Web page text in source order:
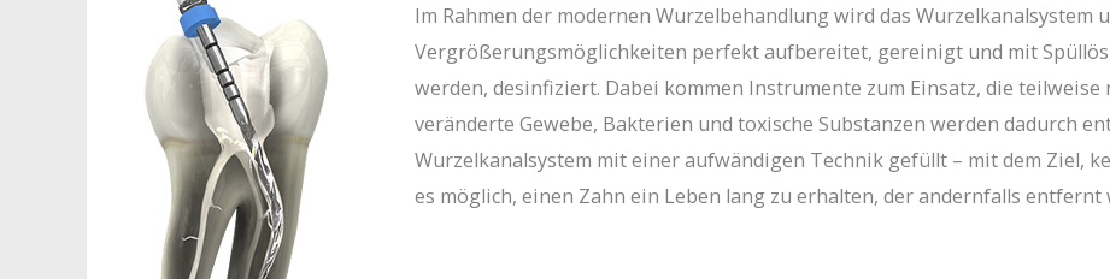
Im Rahmen der modernen Wurzelbehandlung wird das
Vergrößerungsmöglichkeiten perfekt aufbereitet, gereinigt und mit
werden, desinfiziert. Dabei kommen Instrumente zum Einsatz, die teilweise
veränderte Gewebe, Bakterien und toxische Substanzen werden dadurch
Wurzelkanalsystem mit einer aufwändigen Technik gefüllt – mit dem Ziel,
es möglich, einen Zahn ein Leben lang zu erhalten, der andernfalls entfernt